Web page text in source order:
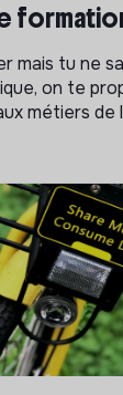
mais tu ne
on te
métiers de